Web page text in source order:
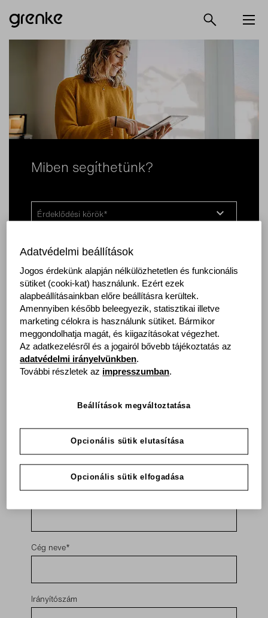
Miben segíthetünk?
Érdeklődési körök
Vissza
Az Ön elérhetőségei
Megszólítás
Keresztnév
Cég neve
Irányítószám
Adatvédelmi beállítások
Jogos érdekünk alapján nélkülözhetetlen és funkcionális
sütiket (cooki-kat) használunk. Ezért ezek
alapbeállításainkban előre beállításra kerültek.
Amennyiben később beleegyezik, statisztikai illetve
marketing célokra is használunk sütiket. Bármikor
meggondolhatja magát, és kiigazításokat végezhet.
Az adatkezelésről és a jogairól bővebb tájékoztatás az
adatvédelmi irányelvünkben.
További részletek az impresszumban.
Beállítások megváltoztatása
Opcionális sütik elutasítása
Opcionális sütik elfogadása